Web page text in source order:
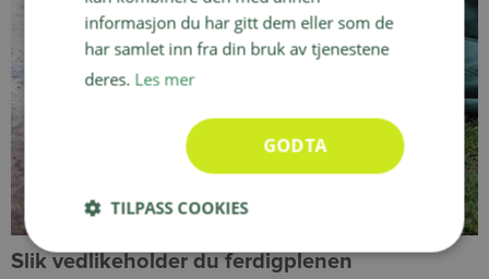
Slik vedlikeholder du ferdigplenen
informasjon du har gitt dem eller som de
har samlet inn fra din bruk av tjenestene
deres. Les mer
GODTA
TILPASS COOKIES